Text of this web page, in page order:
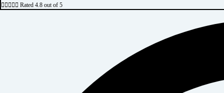
 Rated 4.8 out of 5